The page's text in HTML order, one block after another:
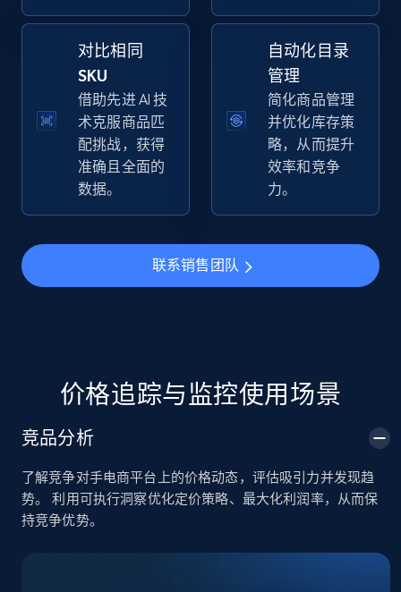
using sku numbers
URL, Final price, Sku, Currency, Gtin,
Specifications, Image urls, Top reviews, and
more.
5.6K+ 876+ 立即开始
URL, Title, Available, Description, Currency, Initial
price, Final price, Discount percent, and more.
URL, Title, Available, Description, Currency, Initial
5.4K+ 668+ 立即开始
对比相同
SKU
借助先进 AI 技
术克服商品匹
配挑战，获得
准确且全面的
数据。
自动化目录
管理
简化商品管理
并优化库存策
略，从而提升
效率和竞争
力。
联系销售团队
价格追踪与监控使用场景
竞品分析
了解竞争对手电商平台上的价格动态，评估吸引力并发现趋
势。 利用可执行洞察优化定价策略、最大化利润率，从而保
持竞争优势。